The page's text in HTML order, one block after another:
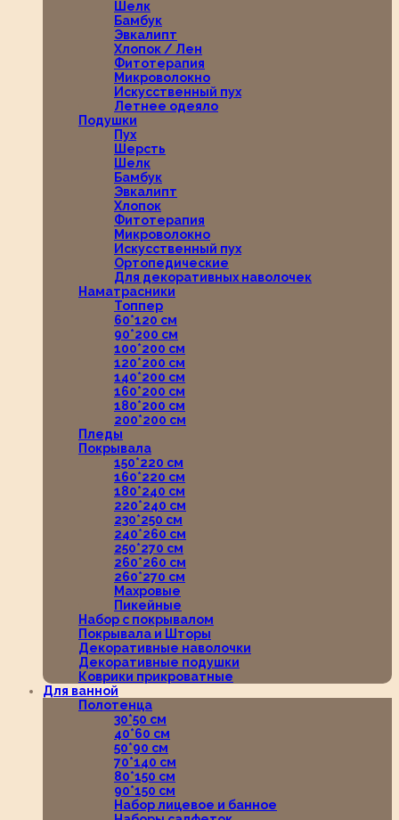
Шелк
Бамбук
Эвкалипт
Хлопок / Лен
Фитотерапия
Микроволокно
Искусственный пух
Летнее одеяло
Подушки
Пух
Шерсть
Шелк
Бамбук
Эвкалипт
Хлопок
Фитотерапия
Микроволокно
Искусственный пух
Ортопедические
Для декоративных наволочек
Наматрасники
Топпер
60*120 см
90*200 см
100*200 см
120*200 см
140*200 см
160*200 см
180*200 см
200*200 см
Пледы
Покрывала
150*220 см
160*220 см
180*240 см
220*240 см
230*250 см
240*260 см
250*270 см
260*260 см
260*270 см
Махровые
Пикейные
Набор с покрывалом
Покрывала и Шторы
Декоративные наволочки
Декоративные подушки
Коврики прикроватные
Для ванной
Полотенца
30*50 см
40*60 см
50*90 см
70*140 см
80*150 см
90*150 см
Набор лицевое и банное